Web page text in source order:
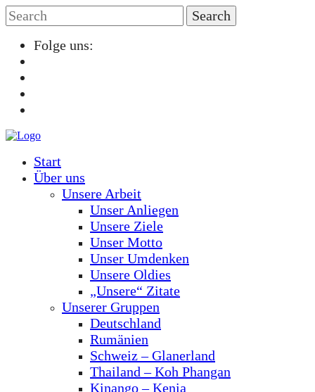
Folge uns:
Start
Über uns
Unsere Arbeit
Unser Anliegen
Unsere Ziele
Unser Motto
Unser Umdenken
Unsere Oldies
„Unsere“ Zitate
Unserer Gruppen
Deutschland
Rumänien
Schweiz – Glanerland
Thailand – Koh Phangan
Kinango – Kenia